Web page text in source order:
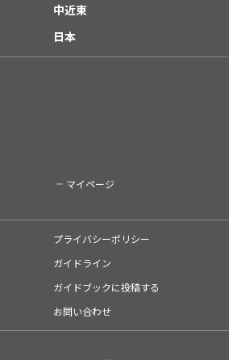
中近東
日本
マイページ
プライバシーポリシー
ガイドライン
ガイドブックに投稿する
お問い合わせ